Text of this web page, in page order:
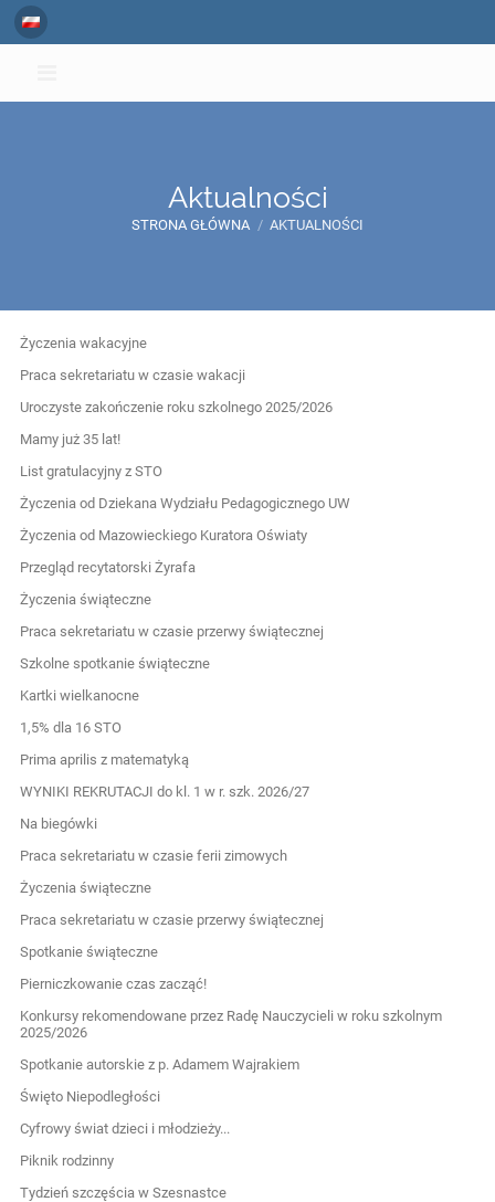
Aktualności
STRONA GŁÓWNA / AKTUALNOŚCI
Aktualności
Życzenia wakacyjne
Praca sekretariatu w czasie wakacji
Uroczyste zakończenie roku szkolnego 2025/2026
Mamy już 35 lat!
List gratulacyjny z STO
Życzenia od Dziekana Wydziału Pedagogicznego UW
Życzenia od Mazowieckiego Kuratora Oświaty
Przegląd recytatorski Żyrafa
Życzenia świąteczne
Praca sekretariatu w czasie przerwy świątecznej
Szkolne spotkanie świąteczne
Kartki wielkanocne
1,5% dla 16 STO
Prima aprilis z matematyką
WYNIKI REKRUTACJI do kl. 1 w r. szk. 2026/27
Na biegówki
Praca sekretariatu w czasie ferii zimowych
Życzenia świąteczne
Praca sekretariatu w czasie przerwy świątecznej
Spotkanie świąteczne
Pierniczkowanie czas zacząć!
Konkursy rekomendowane przez Radę Nauczycieli w roku szkolnym
2025/2026
Spotkanie autorskie z p. Adamem Wajrakiem
Święto Niepodległości
Cyfrowy świat dzieci i młodzieży...
Piknik rodzinny
Tydzień szczęścia w Szesnastce